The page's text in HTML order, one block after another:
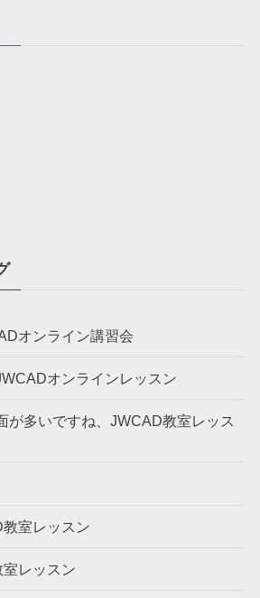
オンライン講習会
オンラインレッスン
が多いですね、JWCAD教室レッス
室レッスン
レッスン